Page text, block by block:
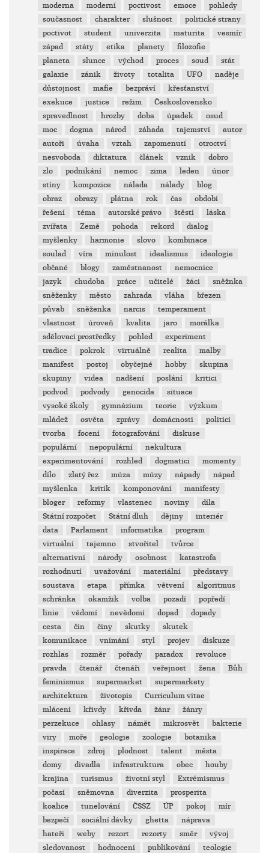
moderna moderní poctivost emoce
pohledy
současnost
charakter slušnost
politické strany
poctivot
student univerzita maturita
vesmír
západ
státy etika planety
filozofie
planeta
slunce východ proces soud
stát
galaxie
zánik životy totalita UFO
naděje
důstojnost
mafie bezpráví
křesťanství
exekuce
justice režim
Československo
spravedlnost
hrozby doba úpadek
osud
moc
dogma národ záhada tajemství
autor
autoři
úvaha vztah zapomenutí
otroctví
nesvoboda
diktatura článek vznik
dobro
zlo
podnikání nemoc zima leden
únor
stíny
kompozice nálada nálady
blog
obraz
obrazy plátna rok čas
období
řešení
téma autorské právo štěstí
láska
zvířata
Země pohoda rekord
dialog
myšlenky
harmonie slovo
kombinace
soulad
víra minulost idealismus
ideologie
občané
blogy zaměstnanost
nemocnice
jazyk
chudoba práce učitelé žáci
sněžnka
sněženky
město zahrada vláha
březen
půvab
sněženka narcis
temperament
vlastnost
úroveň kvalita jaro
morálka
sdělovací prostředky
pohled
experiment
tradice
pokrok virtuálně realita
malby
manifest
postoj obyčejné hobby
skupina
skupiny
videa nadšení poslání
kritici
podvod
podvody genocida
situace
vysoké školy
gymnázium teorie
výzkum
mládež
osvěta zprávy domácnosti
politici
tvorba
focení fotografování
diskuse
populární
nepopulární
nekultura
experimentování
rozhled dogmatici
momenty
dílo
zlatý řez múza múzy nápady
nápad
myšlenka
kritik komponování
manifesty
bloger
reformy vlastenec noviny
díla
Státní rozpočet
Státní dluh dějiny
interiér
data
Parlament informatika
program
virtuální
tajemno stvořitel
tvůrce
alternativní
národy osobnost
katastrofa
rozhodnutí
uvažování materiální
představy
soustava
etapa přímka větvení
algoritmus
schránka
okamžik volba pozadí
popředí
linie
vědomí nevědomí dopad
dopady
cesta
čin činy skutky
skutek
komunikace
vnímání styl projev
diskuze
rozhlas
rozměr pořady paradox
revoluce
pravda
čtenář čtenáři veřejnost žena
Bůh
feminismus
supermarket
supermarkety
architektura
životopis
Curriculum vitae
mlácení
křivdy křivda žánr
žánry
perzekuce
ohlasy námět mikrosvět
bakterie
viry
moře geologie zoologie
botanika
inspirace
zdroj plodnost talent
města
domy
divadla infrastruktura obec
houby
krajina
turismus životní styl
Extrémismus
počasí
sněmovna diverzita
prosperita
koalice
tunelování ČSSZ ÚP pokoj
mír
bezpečí
sociální dávky ghetta
náprava
hateři
weby rezort rezorty směr
vývoj
sledovanost
hodnocení publikování
teologie